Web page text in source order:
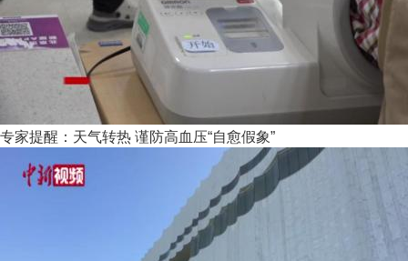
专家提醒：天气转热 谨防高血压“自愈假象”